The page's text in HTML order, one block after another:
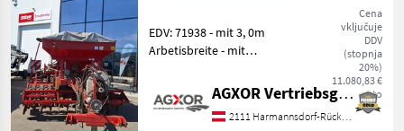
Cena
vključuje
DDV
(stopnja
20%)
11.080,83 €
neto
EDV: 71938 - mit 3, 0m
Arbetisbreite - mit
Kat.3N=L2 - mit Arbeitsfeld
mit gezackten
Hohlscheiben - mit
AGXOR Vertriebsgesellschaft Ost GmbH
2111 Harmannsdorf-Rückersdorf